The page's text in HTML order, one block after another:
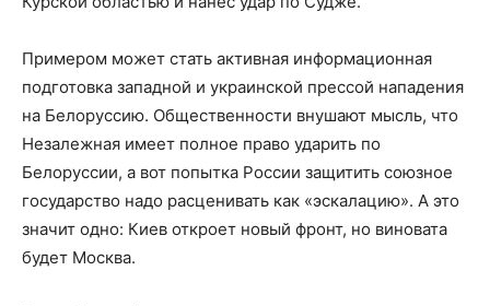
Примером может стать активная информационная
подготовка западной и украинской прессой нападения
на Белоруссию. Общественности внушают мысль, что
Незалежная имеет полное право ударить по
Белоруссии, а вот попытка России защитить союзное
государство надо расценивать как «эскалацию». А это
значит одно: Киев откроет новый фронт, но виновата
будет Москва.